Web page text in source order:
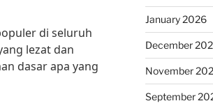
di seluruh
lezat dan
dasar apa yang
January 2026
December
November
September